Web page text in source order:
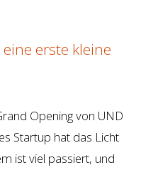
eine erste kleine
Opening von UND
Startup hat das Licht
ist viel passiert, und